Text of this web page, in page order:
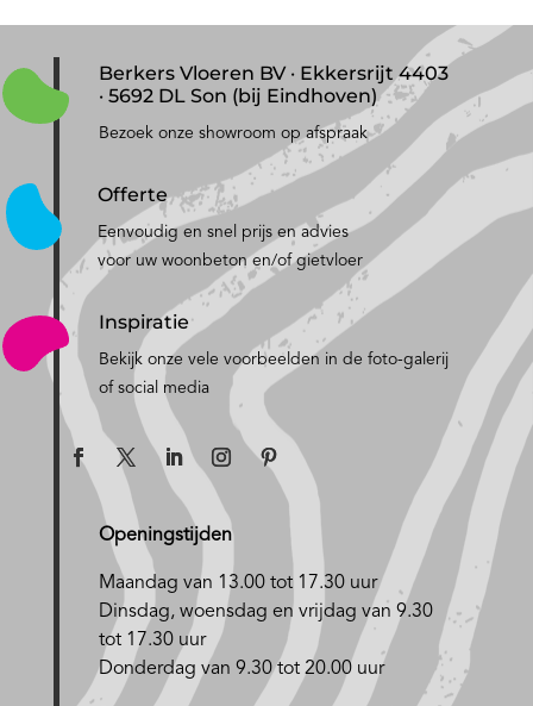
Berkers Vloeren BV · Ekkersrijt 4403
· 5692 DL Son (bij Eindhoven)
Bezoek onze showroom op afspraak
Offerte
Eenvoudig en snel prijs en advies
voor uw woonbeton en/of gietvloer
Inspiratie
Bekijk onze vele voorbeelden in de foto-galerij
of social media
Openingstijden
Maandag van 13.00 tot 17.30 uur
Dinsdag, woensdag en vrijdag van 9.30
tot 17.30 uur
Donderdag van 9.30 tot 20.00 uur